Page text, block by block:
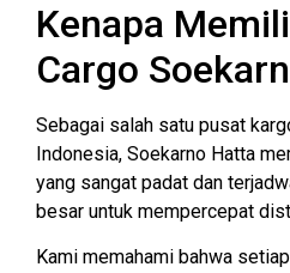
Kenapa
Cargo
Sebagai salah satu pusat
Indonesia, Soekarno Hatta
yang sangat padat dan
besar untuk mempercepat
Kami memahami bahwa